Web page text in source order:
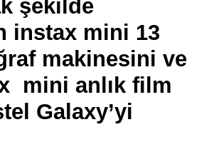
şekilde
instax mini 13
makinesini ve
mini anlık film
Galaxy’yi